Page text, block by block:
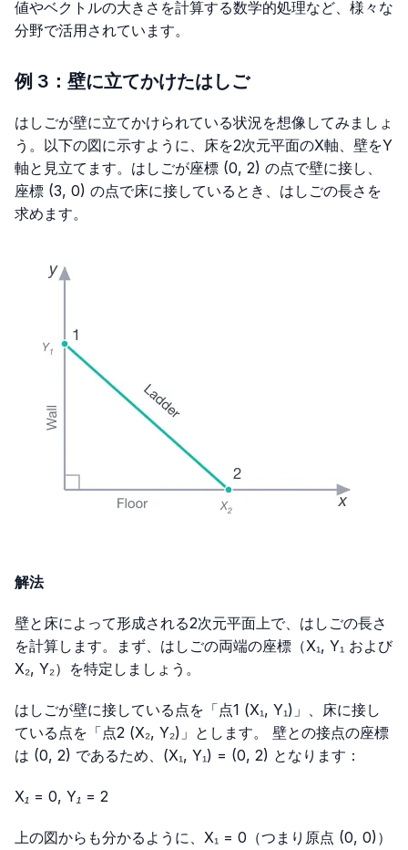
値やベクトルの大きさを計算する数学的処理など、様々な
分野で活用されています。
例 3：壁に立てかけたはしご
はしごが壁に立てかけられている状況を想像してみましょ
う。以下の図に示すように、床を2次元平面のX軸、壁をY
軸と見立てます。はしごが座標 (0, 2) の点で壁に接し、
座標 (3, 0) の点で床に接しているとき、はしごの長さを
求めます。
解法
壁と床によって形成される2次元平面上で、はしごの長さ
を計算します。まず、はしごの両端の座標（X₁, Y₁ および
X₂, Y₂）を特定しましょう。
はしごが壁に接している点を「点1 (X₁, Y₁)」、床に接し
ている点を「点2 (X₂, Y₂)」とします。 壁との接点の座標
は (0, 2) であるため、(X₁, Y₁) = (0, 2) となります：
X₁ = 0, Y₁ = 2
上の図からも分かるように、X₁ = 0（つまり原点 (0, 0)）